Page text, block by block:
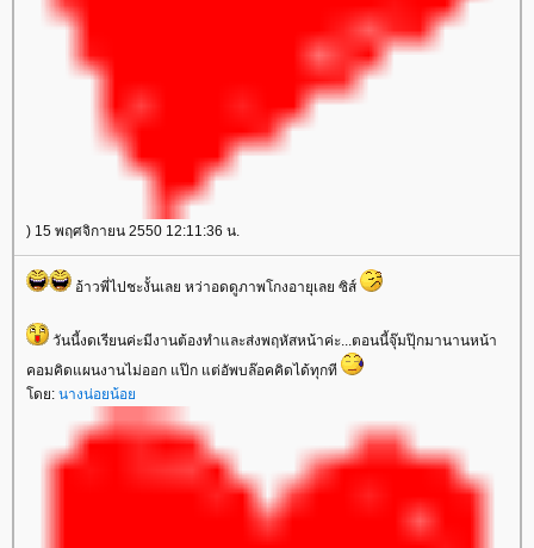
) 15 พฤศจิกายน 2550 12:11:36 น.
อ้าวพี่ไปชะงั้นเลย หว่าอดดูภาพโกงอายุเลย ซิส์
วันนี้งดเรียนค่ะมีงานต้องทำและส่งพฤหัสหน้าค่ะ...ตอนนี้จุ๊มปุ๊กมานานหน้า
คอมคิดแผนงานไม่ออก แป๊ก แต่อัพบล๊อคคิดได้ทุกที
ดย: นางน่อยน้อ